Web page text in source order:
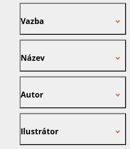
Vazba
Název
Autor
Ilustrátor